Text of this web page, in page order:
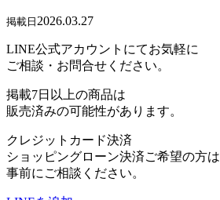
掲載日 2026.03.27
LINE公式アカウントにてお気軽に
ご相談・お問合せください。
掲載7日以上の商品は
販売済みの可能性があります。
クレジットカード決済
ショッピングローン決済ご希望の方は
事前にご相談ください。